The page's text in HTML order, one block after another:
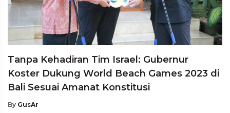
Tanpa Kehadiran Tim Israel: Gubernur
Koster Dukung World Beach Games 2023 di
Bali Sesuai Amanat Konstitusi
By GusAr